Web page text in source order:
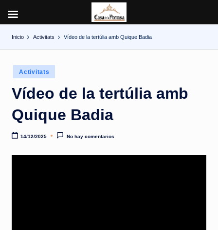
contenido
Inicio Activitats Vídeo de la tertúlia amb Quique Badia
Publicado
en
Activitats
Vídeo de la tertúlia amb
Quique Badia
14/12/2025 No hay comentarios